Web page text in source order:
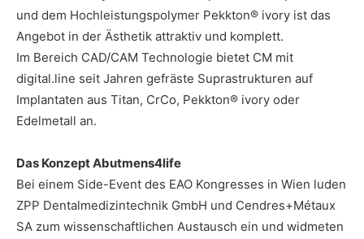
und dem Hochleistungspolymer Pekkton® ivory ist das
Angebot in der Ästhetik attraktiv und komplett.
Im Bereich CAD/CAM Technologie bietet CM mit
digital.line seit Jahren gefräste Suprastrukturen auf
Implantaten aus Titan, CrCo, Pekkton® ivory oder
Edelmetall an.
Das Konzept Abutmens4life
Bei einem Side-Event des EAO Kongresses in Wien luden
ZPP Dentalmedizintechnik GmbH und Cendres+Métaux
SA zum wissenschaftlichen Austausch ein und widmeten